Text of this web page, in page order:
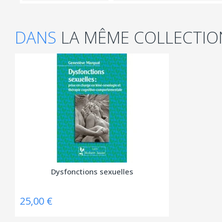
DANS LA MÊME
Dysfonctions sexuelles
25,00 €